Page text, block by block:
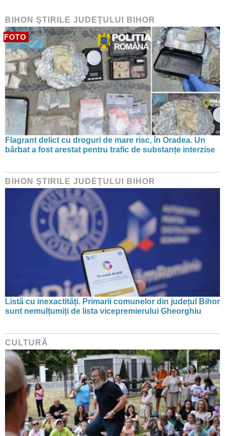
BIHON ŞTIRILE JUDEŢULUI BIHOR
FOTO
Flagrant delict cu droguri de mare risc, în Oradea. Un
bărbat a fost arestat pentru trafic de substanțe interzise
BIHON ŞTIRILE JUDEŢULUI BIHOR
Listă cu inexactități. Primarii comunelor din județul Bihor
sunt nemulțumiți de lista vicepremierului Gheorghiu
CULTURĂ